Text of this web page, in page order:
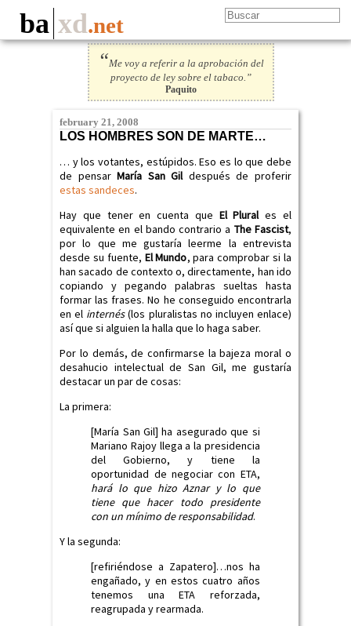
ba xd.net
“Me voy a referir a la aprobación del
proyecto de ley sobre el tabaco.”
Paquito
february 21, 2008
LOS HOMBRES SON DE MARTE…
… y los votantes, estúpidos. Eso es lo que debe
de pensarMaría San Gildespués de proferir
estas sandeces.
Hay que tener en cuenta que El Plurales el
equivalente en el bando contrario a The Fascist,
por lo que me gustaría leerme la entrevista
desde su fuente, El Mundo, para comprobar si la
han sacado de contexto o, directamente, han ido
copiando y pegando palabras sueltas hasta
formar las frases. No he conseguido encontrarla
en el internés(los pluralistas no incluyen enlace)
así que si alguien la halla que lo haga saber.
Por lo demás, de confirmarse la bajeza moral o
desahucio intelectual de San Gil, me gustaría
destacar un par de cosas:
La primera:
[María San Gil] ha asegurado que si
Mariano Rajoy llega a la presidencia
del Gobierno, y tiene la
oportunidad de negociar con ETA,
hará lo que hizo Aznar y lo que
tiene que hacer todo presidente
con un mínimo de responsabilidad.
Y la segunda:
[refiriéndose a Zapatero]…nos ha
engañado, y en estos cuatro años
tenemos una ETA reforzada,
reagrupada y rearmada.